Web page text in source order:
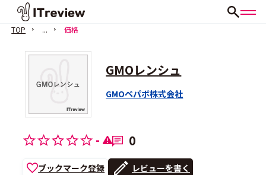
TOP ... 価格
GMOレンシュ
GMOペパボ株式会社
- 0
ブックマーク登録 レビューを書く